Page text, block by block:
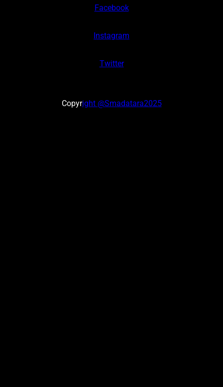
Facebook
Instagram
Twitter
Copyright @Smadatara2025